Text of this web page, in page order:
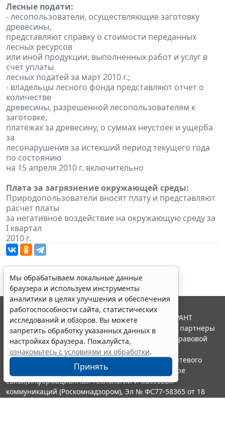
Лесные подати:
- лесопользователи, осуществляющие заготовку
древесины,
представляют справку о стоимости переданных
лесных ресурсов
или иной продукции, выполненных работ и услуг в
счет уплаты
лесных податей за март 2010 г.;
- владельцы лесного фонда представляют отчет о
количестве
древесины, разрешенной лесопользователям к
заготовке,
платежах за древесину, о суммах неустоек и ущерба
за
лесонарушения за истекший период текущего года
по состоянию
на 15 апреля 2010 г. включительно
Плата за загрязнение окружающей среды:
Природопользователи вносят плату и представляют
расчет платы
за негативное воздействие на окружающую среду за
I квартал
2010 г.
Мы обрабатываем локальные данные
браузера и используем инструменты
аналитики в целях улучшения и обеспечения
работоспособности сайта, статистических
исследований и обзоров. Вы можете
запретить обработку указанных данных в
настройках браузера. Пожалуйста,
ознакомьтесь с условиями их обработки.
Принять
© ООО "НПП "ГАРАНТ-СЕРВИС", 2026. Система ГАРАНТ
выпускается с 1990 года. Компания "Гарант" и ее партнеры
являются участниками Российской ассоциации правовой
информации ГАРАНТ.
Портал ГАРАНТ.РУ зарегистрирован в качестве сетевого
издания Федеральной службой по надзору в сфере
связи,информационных технологий и массовых
коммуникаций (Роскомнадзором), Эл № ФС77-58365 от 18